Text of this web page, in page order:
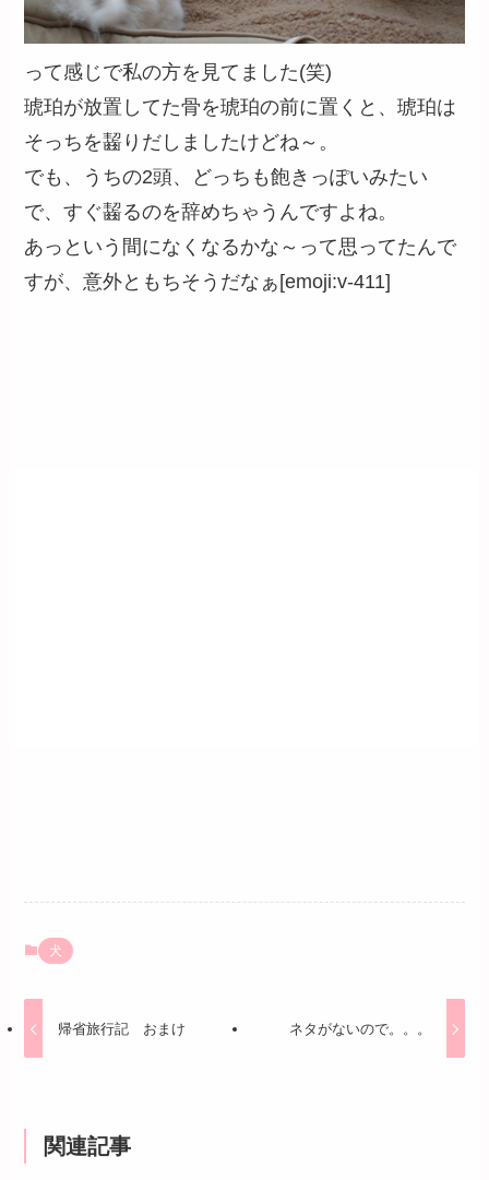
って感じで私の方を見てました(笑)
琥珀が放置してた骨を琥珀の前に置くと、琥珀は
そっちを齧りだしましたけどね～。
でも、うちの2頭、どっちも飽きっぽいみたい
で、すぐ齧るのを辞めちゃうんですよね。
あっという間になくなるかな～って思ってたんで
すが、意外ともちそうだなぁ[emoji:v-411]
犬
帰省旅行記 おまけ ネタがないので。。。
関連記事